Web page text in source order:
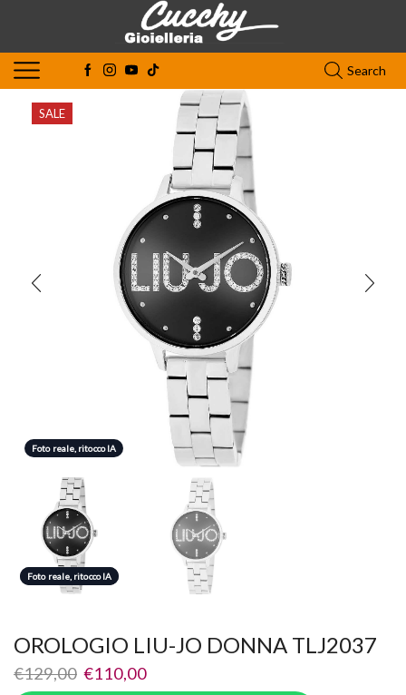
Search
SALE
Foto reale, ritocco IA
Foto reale, ritocco IA
Foto reale, ritocco IA
OROLOGIO LIU-JO DONNA TLJ2037
€129,00 €110,00